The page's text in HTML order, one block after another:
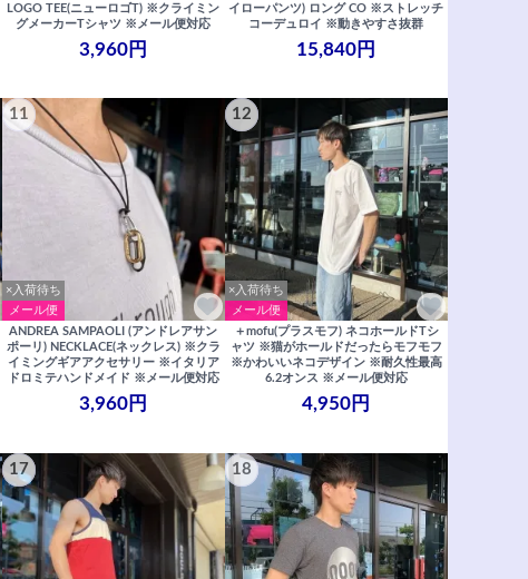
LOGO TEE(ニューロゴT) ※クライミン
グメーカーTシャツ ※メール便対応
3,960円
イローパンツ) ロング CO ※ストレッチ
コーデュロイ ※動きやすさ抜群
15,840円
11
×入荷待ち
メール便
ANDREA SAMPAOLI (アンドレアサン
ポーリ) NECKLACE(ネックレス) ※クラ
イミングギアアクセサリー ※イタリア
ドロミテハンドメイド ※メール便対応
3,960円
12
×入荷待ち
メール便
＋mofu(プラスモフ) ネコホールドTシ
ャツ ※猫がホールドだったらモフモフ
※かわいいネコデザイン ※耐久性最高
6.2オンス ※メール便対応
4,950円
17 18